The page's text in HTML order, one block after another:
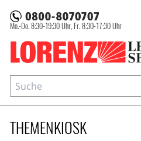
Lorenz
Mo.-Do. 8:30-19:30 Uhr, Fr. 8:30-17:30 Uhr
THEMENKIOSK
Suche
Zeitschriftensuche